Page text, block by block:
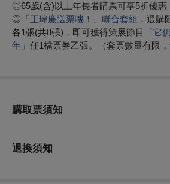
◎65歲(含)以上年長者購票可享5折優惠
◎ 「王瑋廉送票嘍！」聯合套組 ，選購
各1張(共8張)，即可獲得策展節目
「它
年」 任1檔票券乙張。（套票數量有限，
購取票須知
退換須知